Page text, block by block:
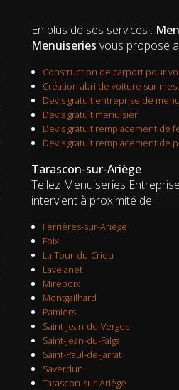
En plus de ses services :
Menuiseries vous propose
Construction de carport pour
Création abri de voiture sur
Devis gratuit entreprise de
Devis gratuit menuisier
Devis gratuit remplacement de
Devis gratuit remplacement de
Tarascon-sur-Ariège
Tellez Menuiseries
intervient à proximité de :
Ferrières-sur-Ariège
Foix
La Tour-du-Crieu
Lavelanet
Mirepoix
Montgailhard
Pamiers
Saint-Jean-de-Verges
Saint-Jean-du-Falga
Saint-Paul-de-Jarrat
Saverdun
Tarascon-sur-Ariège